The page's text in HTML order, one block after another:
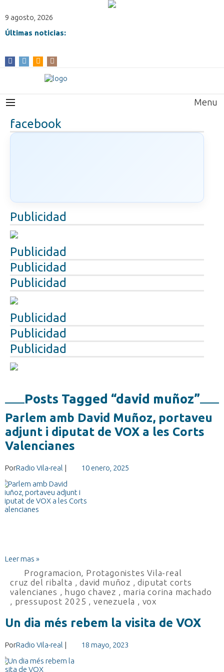
9 agosto, 2026
Últimas noticias:
Menu
facebook
Publicidad
Publicidad
Publicidad
Publicidad
Publicidad
Publicidad
Publicidad
Posts Tagged “david muñoz”
Parlem amb David Muñoz, portaveu
adjunt i diputat de VOX a les Corts
Valencianes
PorRadio Vila-real | 10 enero, 2025
Leer mas »
Programacion, Protagonistes Vila-real
cruz del ribalta ,david muñoz ,diputat corts
valencianes , hugo chavez , maria corina machado
, pressupost 2025 ,venezuela , vox
Un dia més rebem la visita de VOX
PorRadio Vila-real | 18 mayo, 2023